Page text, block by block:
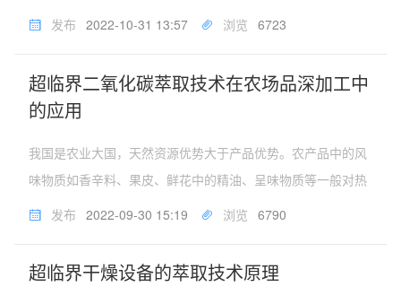
题。本装置无任何泄漏和污染，是国内高温、高压化学反应特
更显其优越性。同时，我们也...
发布 2022-10-31 13:57 浏览 6723
超临界二氧化碳萃取技术在农场品深加工中
的应用
我国是农业大国，天然资源优势大于产品优势。农产品中的风
味物质如香辛料、果皮、鲜花中的精油、呈味物质等一般对热
较敏感，且极易挥发，因此在传统提取过程中香味成分损失较
于呈香物质的回收。超临界...
发布 2022-09-30 15:19 浏览 6790
超临界干燥设备的萃取技术原理